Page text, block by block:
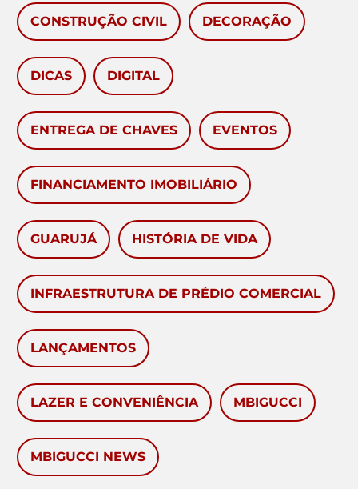
CONSTRUÇÃO CIVIL DECORAÇÃO
DICAS DIGITAL
ENTREGA DE CHAVES EVENTOS
FINANCIAMENTO IMOBILIÁRIO
GUARUJÁ HISTÓRIA DE VIDA
INFRAESTRUTURA DE PRÉDIO COMERCIAL
LANÇAMENTOS
LAZER E CONVENIÊNCIA MBIGUCCI
MBIGUCCI NEWS